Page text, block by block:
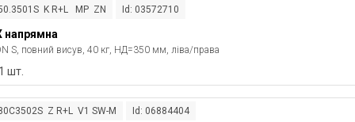
K R+L MP ZN Id: 03572710
напрямна
S, повний висув, 40 кг, НД=350 мм, ліва/права
шт.
Z R+L V1 SW-M Id: 06884404